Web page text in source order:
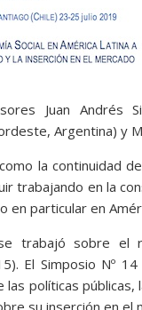
Juan Andrés
Argentina) y
la continuidad
trabajando en la
en particular en
trabajó sobre
El Simposio Nº
las políticas
su inserción en el